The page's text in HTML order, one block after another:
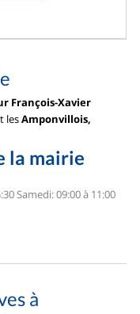
François-Xavier
lesAmponvillois,
la mairie
Samedi: 09:00 à 11:00
à